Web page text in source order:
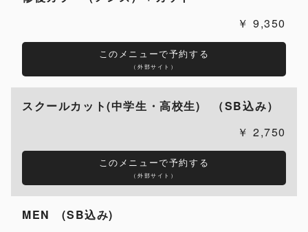
9,350
このメニューで予約する
（外部サイト）
スクールカット(中学生・高校生) （SB込み）
2,750
このメニューで予約する
（外部サイト）
MEN (SB込み)